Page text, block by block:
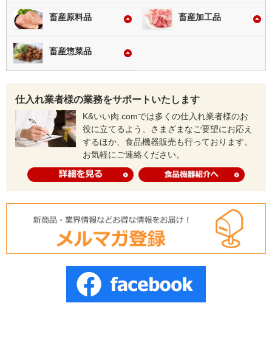
畜産原料品 畜産加工品
畜産惣菜品
仕入れ業者様の業務をサポートいたします
K&いい肉.comでは多くの仕入れ業者様のお
役に立てるよう、さまざまなご要望にお応え
するほか、食品機器販売も行っております。
お気軽にご連絡ください。